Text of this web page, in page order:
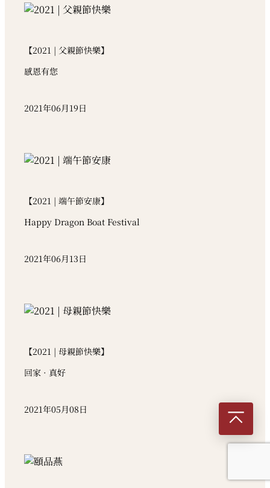
【2021 | 父親節快樂】
感恩有您
2021年06月19日
【2021 | 端午節安康】
Happy Dragon Boat Festival
2021年06月13日
【2021 | 母親節快樂】
回家 · 真好
2021年05月08日